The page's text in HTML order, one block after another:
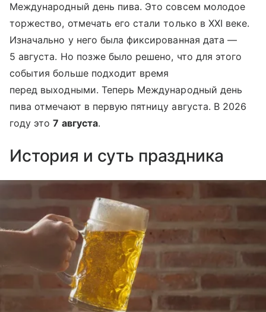
Международный день пива. Это совсем молодое
торжество, отмечать его стали только в XXI веке.
Изначально у него была фиксированная дата —
5 августа. Но позже было решено, что для этого
события больше подходит время
перед выходными. Теперь Международный день
пива отмечают в первую пятницу августа. В 2026
году это7 августа.
История и суть праздника